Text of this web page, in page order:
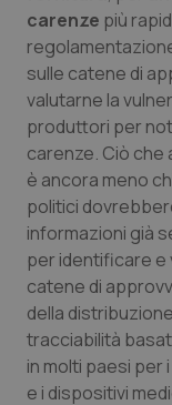
carenze più
sulle catene di
valutarne la
produttori per
carenze. Ciò che
è ancora meno
politici
informazioni già
per identificare e
catene di
della
tracciabilità
in molti paesi
e i dispositivi